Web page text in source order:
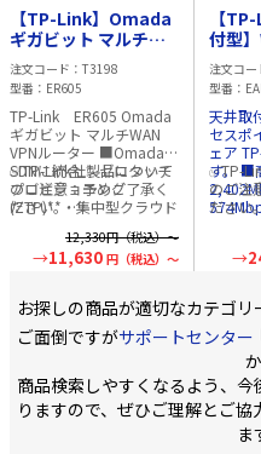
【TP-Link】Omada
ギガビット マルチ
WAN VPNルーター
注文コード
T3198
型番
ER605
TP-Link ER605 Omada
ギガビット マルチWAN
VPNルーター ■Omada
SDNに統合 ゼロタッチ
プロビジョニング
(ZTP)**・集中型クラウド
モニタリングに対応 ■一
元管理 クラウドアクセ
に手軽な管理が可能 ■5
つのギガビットポート
高速な有線接続を提供 ■
最大4つのWANポート
×1とギガビットWAN /
LANポート×3で帯域幅の
使用を最適化 ■安全性の
✅TP-Link社製品について
のご注意：予めご了承く
ださい。
商品改良のため仕様、外
観は予告なく変更する場
新仕様の商品への移行中
は、新・旧異なる仕様の
在庫が混在する可能性が
ございます。
12,330円（税込）～
11,630 円（税込）～
【
付型
務用
最大約
5GHz
注文コー
型番
天井取
セスポ
ェア
す。 ■高速WiFi6に対応、
よる
数に
管理
途販売
が必要
スロ
ッシ
ントロ
み機能
は、
した
✅TP-
のご注
ださい
商品
観は
新仕
は、新
在庫が
ござい
お探しの商品が適切なカテゴリ
ご面倒ですがサポートセンター
か
商品検索しやすくなるよう、
りますので、ぜひご理解とご
ま